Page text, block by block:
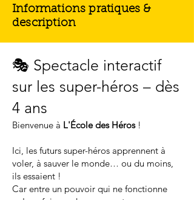
Informations pratiques &
description
🎭 Spectacle interactif
sur les super-héros – dès
4 ans
Bienvenue à L'École des Héros!
Ici, les futurs super-héros apprennent à
voler, à sauver le monde… ou du moins,
ils essaient !
Car entre un pouvoir qui ne fonctionne